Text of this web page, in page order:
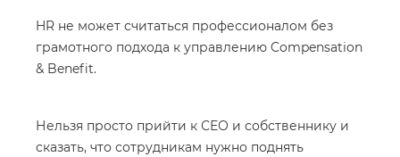
HR не может считаться профессионалом без
грамотного подхода к управлению Compensation
& Benefit.
Нельзя просто прийти к СЕО и собственнику и
сказать, что сотрудникам нужно поднять